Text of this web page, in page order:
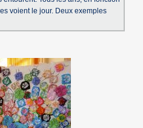
voient le jour. Deux exemples